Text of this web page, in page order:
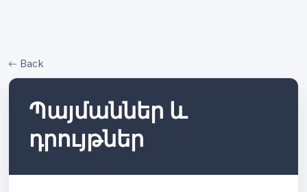
Back
Պայմաններ և
դրույթներ